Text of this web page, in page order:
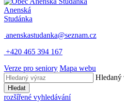
Anenská
Studánka
anenskastudanka@seznam.cz
+420 465 394 167
Verze pro seniory Mapa webu
Hledaný
Hledat
rozšířené vyhledávání